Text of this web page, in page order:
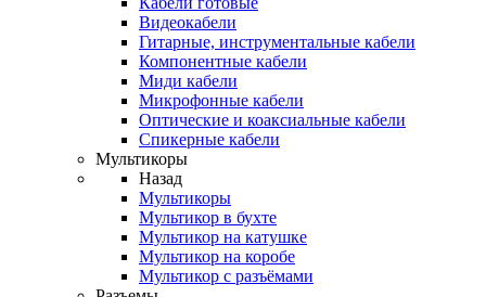
Видеокабели
Гитарные, инструментальные кабели
Компонентные кабели
Миди кабели
Микрофонные кабели
Оптические и коаксиальные кабели
Спикерные кабели
Мультикоры
Назад
Мультикоры
Мультикор в бухте
Мультикор на катушке
Мультикор на коробе
Мультикор с разъёмами